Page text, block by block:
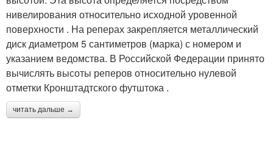
нивелирования относительно исходной уровенной
поверхности . На реперах закрепляется металлический
диск диаметром 5 сантиметров (марка) с номером и
указанием ведомства. В Российской Федерации принято
вычислять высоты реперов относительно нулевой
отметки Кронштадтского футштока .
читать дальше →